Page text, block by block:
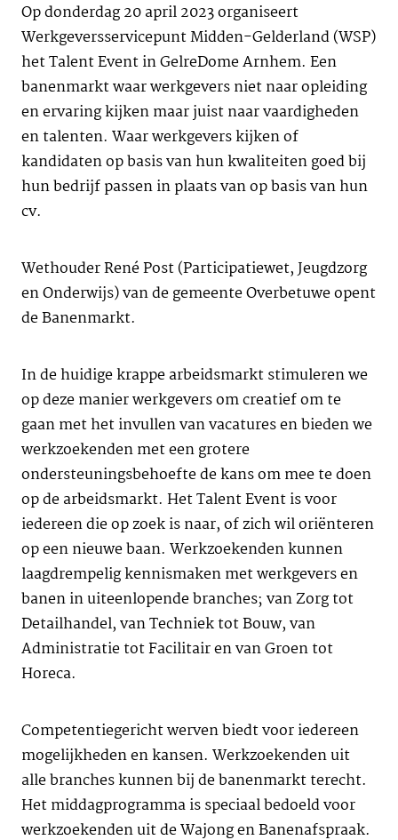
Op donderdag 20 april 2023 organiseert
Werkgeversservicepunt Midden-Gelderland (WSP)
het Talent Event in GelreDome Arnhem. Een
banenmarkt waar werkgevers niet naar opleiding
en ervaring kijken maar juist naar vaardigheden
en talenten. Waar werkgevers kijken of
kandidaten op basis van hun kwaliteiten goed bij
hun bedrijf passen in plaats van op basis van hun
cv.
Wethouder René Post (Participatiewet, Jeugdzorg
en Onderwijs) van de gemeente Overbetuwe opent
de Banenmarkt.
In de huidige krappe arbeidsmarkt stimuleren we
op deze manier werkgevers om creatief om te
gaan met het invullen van vacatures en bieden we
werkzoekenden met een grotere
ondersteuningsbehoefte de kans om mee te doen
op de arbeidsmarkt. Het Talent Event is voor
iedereen die op zoek is naar, of zich wil oriënteren
op een nieuwe baan. Werkzoekenden kunnen
laagdrempelig kennismaken met werkgevers en
banen in uiteenlopende branches; van Zorg tot
Detailhandel, van Techniek tot Bouw, van
Administratie tot Facilitair en van Groen tot
Horeca.
Competentiegericht werven biedt voor iedereen
mogelijkheden en kansen. Werkzoekenden uit
alle branches kunnen bij de banenmarkt terecht.
Het middagprogramma is speciaal bedoeld voor
werkzoekenden uit de Wajong en Banenafspraak.